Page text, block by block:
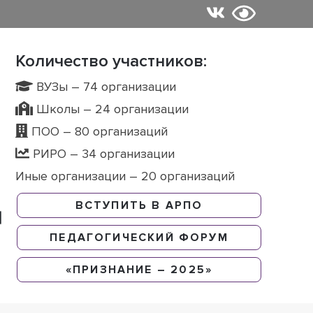
Количество участников:
ВУЗы – 74 организации
Школы – 24 организации
ПОО – 80 организаций
РИРО – 34 организации
Иные организации – 20 организаций
ВСТУПИТЬ В АРПО
ПЕДАГОГИЧЕСКИЙ ФОРУМ
«ПРИЗНАНИЕ – 2025»